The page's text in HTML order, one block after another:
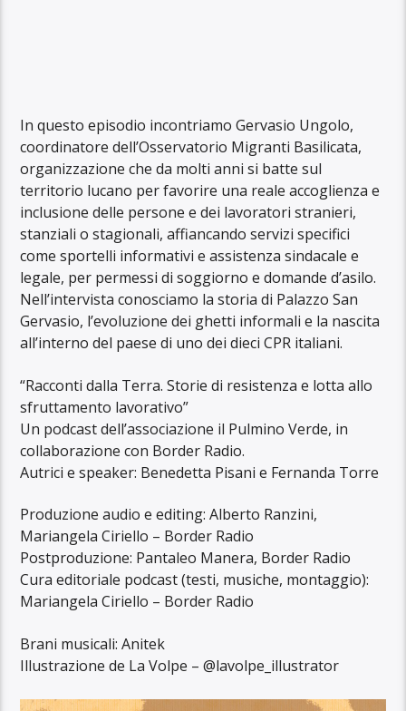
In questo episodio incontriamo Gervasio Ungolo,
coordinatore dell’Osservatorio Migranti Basilicata,
organizzazione che da molti anni si batte sul
territorio lucano per favorire una reale accoglienza e
inclusione delle persone e dei lavoratori stranieri,
stanziali o stagionali, affiancando servizi specifici
come sportelli informativi e assistenza sindacale e
legale, per permessi di soggiorno e domande d’asilo.
Nell’intervista conosciamo la storia di Palazzo San
Gervasio, l’evoluzione dei ghetti informali e la nascita
all’interno del paese di uno dei dieci CPR italiani.
“Racconti dalla Terra. Storie di resistenza e lotta allo
sfruttamento lavorativo”
Un podcast dell’associazione il Pulmino Verde, in
collaborazione con Border Radio.
Autrici e speaker: Benedetta Pisani e Fernanda Torre
Produzione audio e editing: Alberto Ranzini,
Mariangela Ciriello – Border Radio
Postproduzione: Pantaleo Manera, Border Radio
Cura editoriale podcast (testi, musiche, montaggio):
Mariangela Ciriello – Border Radio
Brani musicali: Anitek
Illustrazione de La Volpe – @lavolpe_illustrator